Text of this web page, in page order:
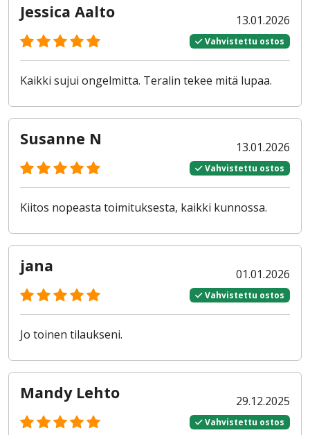
Jessica Aalto 13.01.2026
Vahvistettu ostos
Kaikki sujui ongelmitta. Teralin tekee mitä lupaa.
Susanne N 13.01.2026
Vahvistettu ostos
Kiitos nopeasta toimituksesta, kaikki kunnossa.
jana 01.01.2026
Vahvistettu ostos
Jo toinen tilaukseni.
Mandy Lehto 29.12.2025
Vahvistettu ostos